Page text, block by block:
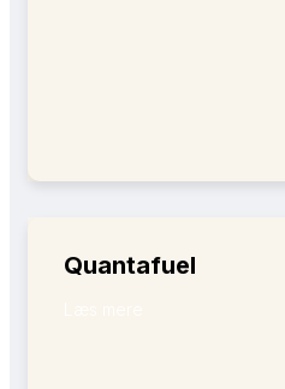
Quantafuel